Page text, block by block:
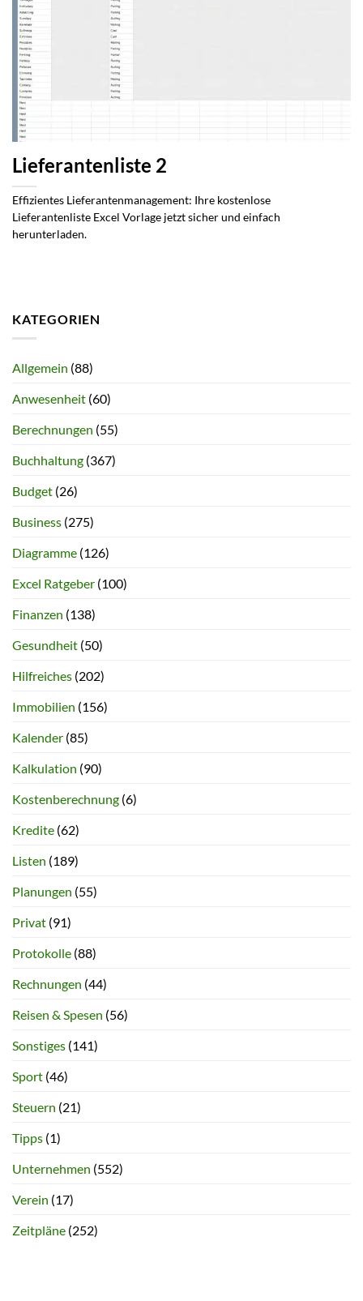
Lieferantenliste 2
Effizientes Lieferantenmanagement: Ihre kostenlose
Lieferantenliste Excel Vorlage jetzt sicher und einfach
herunterladen.
KATEGORIEN
Allgemein (88)
Anwesenheit (60)
Berechnungen (55)
Buchhaltung (367)
Budget (26)
Business (275)
Diagramme (126)
Excel Ratgeber (100)
Finanzen (138)
Gesundheit (50)
Hilfreiches (202)
Immobilien (156)
Kalender (85)
Kalkulation (90)
Kostenberechnung (6)
Kredite (62)
Listen (189)
Planungen (55)
Privat (91)
Protokolle (88)
Rechnungen (44)
Reisen & Spesen (56)
Sonstiges (141)
Sport (46)
Steuern (21)
Tipps (1)
Unternehmen (552)
Verein (17)
Zeitpläne (252)